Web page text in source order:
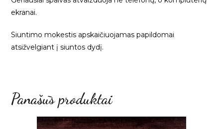
ekranai.
Siuntimo mokestis apskaičiuojamas papildomai
atsižvelgiant į siuntos dydį.
Panašūs produktai